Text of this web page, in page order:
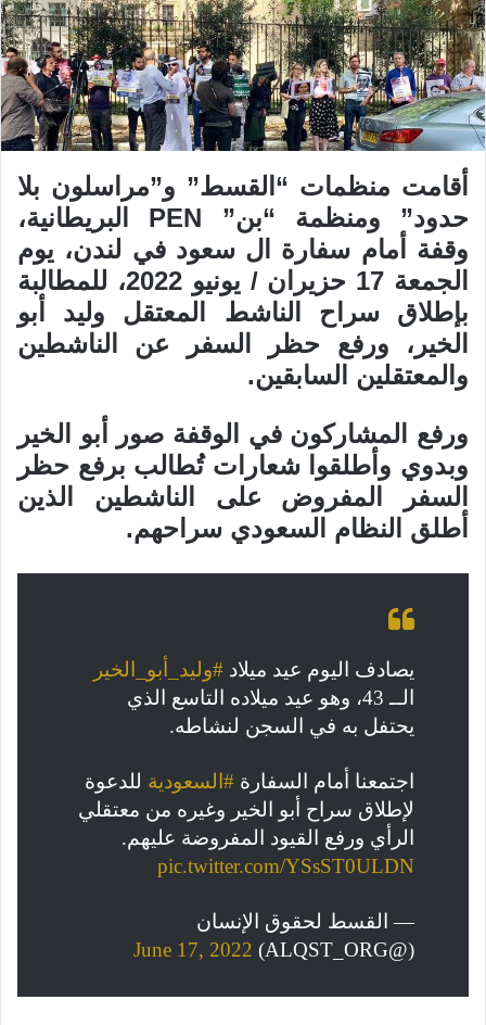
أقامت منظمات “القسط” و”مراسلون بلا
حدود” ومنظمة “بن” PEN البريطانية،
وقفة أمام سفارة ال سعود في لندن، يوم
الجمعة 17 حزيران / يونيو 2022، للمطالبة
بإطلاق سراح الناشط المعتقل وليد أبو
الخير، ورفع حظر السفر عن الناشطين
والمعتقلين السابقين.
ورفع المشاركون في الوقفة صور أبو الخير
وبدوي وأطلقوا شعارات تُطالب برفع حظر
السفر المفروض على الناشطين الذين
أطلق النظام السعودي سراحهم.
يصادف اليوم عيد ميلاد #وليد_أبو_الخير
الــ 43، وهو عيد ميلاده التاسع الذي
يحتفل به في السجن لنشاطه.
اجتمعنا أمام السفارة #السعودية للدعوة
لإطلاق سراح أبو الخير وغيره من معتقلي
الرأي ورفع القيود المفروضة عليهم.
pic.twitter.com/YSsST0ULDN
— القسط لحقوق الإنسان
(@ALQST_ORG)
June 17, 2022